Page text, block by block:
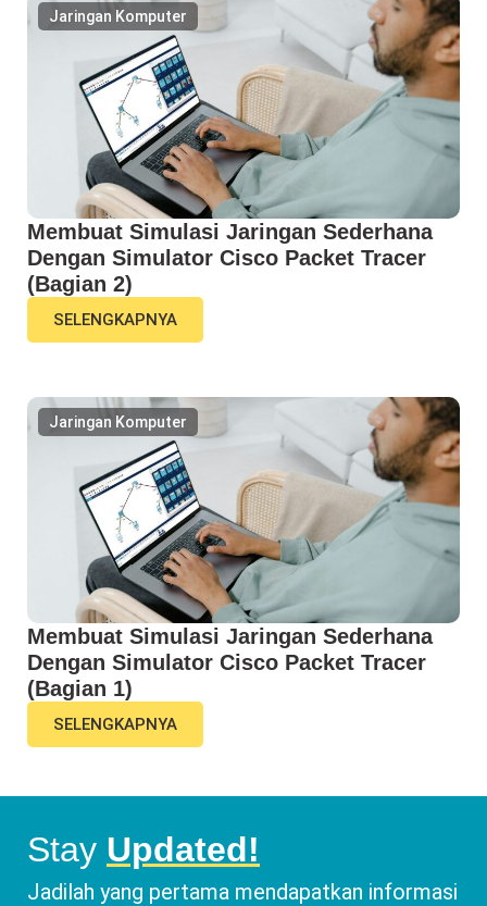
Jaringan Komputer
Membuat Simulasi Jaringan Sederhana
Dengan Simulator Cisco Packet Tracer
(Bagian 2)
SELENGKAPNYA
Jaringan Komputer
Membuat Simulasi Jaringan Sederhana
Dengan Simulator Cisco Packet Tracer
(Bagian 1)
SELENGKAPNYA
Stay Updated!
Jadilah yang pertama mendapatkan informasi